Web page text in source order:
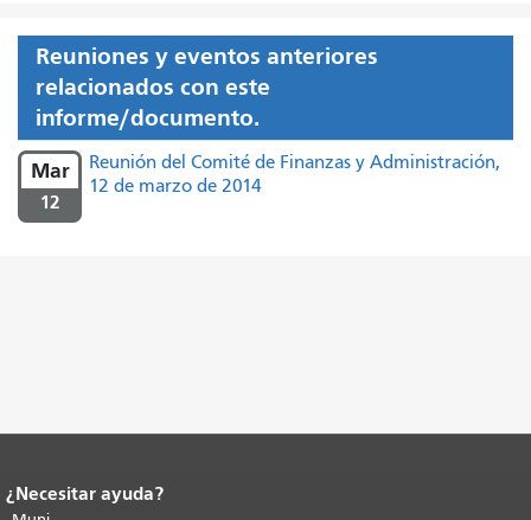
Reuniones y eventos anteriores
relacionados con este
informe/documento.
Mar
12
Reunión del Comité de Finanzas y Administración,
12 de marzo de 2014
Fin del contenido de la página.
¿Necesitar ayuda?